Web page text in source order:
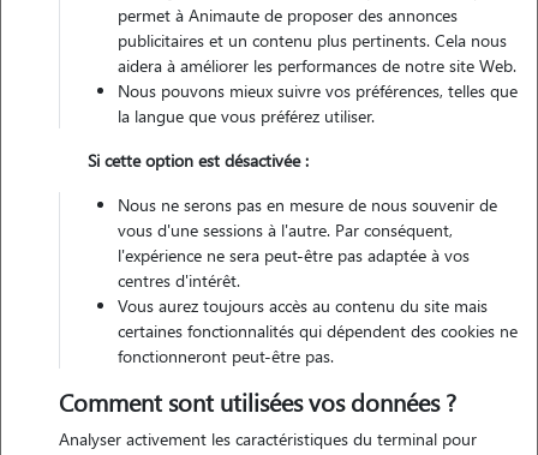
L'envoi d'une demande est sans engagement
permet à Animaute de proposer des annonces
publicitaires et un contenu plus pertinents. Cela nous
aidera à améliorer les performances de notre site Web.
Nous pouvons mieux suivre vos préférences, telles que
la langue que vous préférez utiliser.
Si cette option est désactivée :
Nous ne serons pas en mesure de nous souvenir de
vous d'une sessions à l'autre. Par conséquent,
l'expérience ne sera peut-être pas adaptée à vos
centres d'intérêt.
Vous aurez toujours accès au contenu du site mais
certaines fonctionnalités qui dépendent des cookies ne
fonctionneront peut-être pas.
Comment sont utilisées vos données ?
Analyser activement les caractéristiques du terminal pour